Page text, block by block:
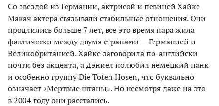
Со звездой из Германии, актрисой и певицей Хайке
Макач актера связывали стабильные отношения. Они
продлились больше 7 лет, все это время пара жила
фактически между двумя странами — Германией и
Великобританией. Хайке заговорила по-английски
почти без акцента, а Дэниел полюбил немецкий панк
и особенно группу Die Toten Hosen, что буквально
означает «Мертвые штаны». Но несмотря даже на это
в 2004 году они расстались.